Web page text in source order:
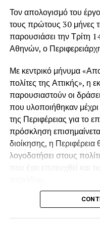
Σπαρακτικός ήταν και ο
μοιράστηκαν ιστορίες
να τον εκφωνήσουν από
Η ταφή
μαζί για πέντε
Κατά διαβολική
σήμερα τα γενέθλια
χρόνο του μεταξύ του
σπιτιού του στη Φιλοθέη,
περίοδο λόγω των
αντιμετώπιζε.
Ποιος ήταν ο
Ο Ιωάννης
Αυγούστου του 1933.
Δημοκρατίας,
αντιπρόεδρος της Νέας
Τον απολογισμό του
τους πρώτους 30 μήνες
παρουσιάσει την Τρίτη
Αθηνών, ο
Με κεντρικό μήνυμα
πολίτες της Αττικής», η
παρουσιαστούν οι
που υλοποιήθηκαν
της Περιφέρειας για το
πρόσκληση
διοίκησης, η
λογοδοτήσει στους
που έχει επιτευχθεί και
Παράλληλα, γίνεται